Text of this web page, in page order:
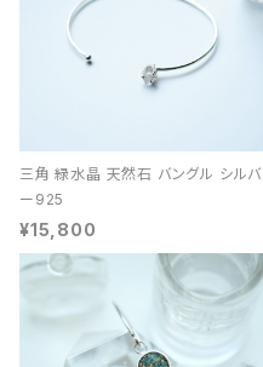
三角 緑水晶 天然石 バングル シルバ
ー925
¥15,800